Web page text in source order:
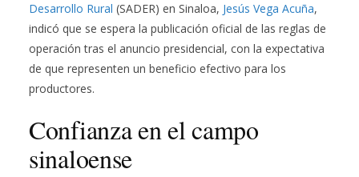
Desarrollo Rural (SADER) en Sinaloa, Jesús Vega Acuña,
indicó que se espera la publicación oficial de las reglas de
operación tras el anuncio presidencial, con la expectativa
de que representen un beneficio efectivo para los
productores.
Confianza en el campo
sinaloense